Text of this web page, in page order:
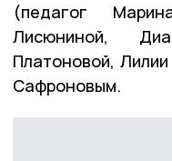
(педагог
Лисюниной,
Платоновой,
Сафроновым.